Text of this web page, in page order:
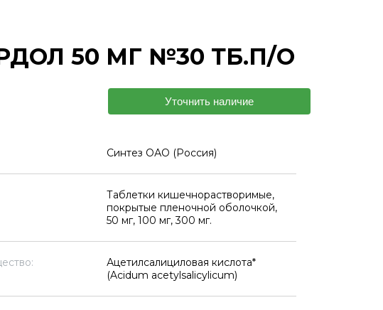
50 МГ №30 ТБ.П/О
Уточнить наличие
Синтез ОАО (Россия)
Таблетки кишечнорастворимые,
покрытые пленочной оболочкой,
50 мг, 100 мг, 300 мг.
Ацетилсалициловая кислота*
(Acidum acetylsalicylicum)